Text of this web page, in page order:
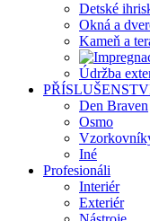
Detské
Okná a
Kameň a
Údržba
Den Braven
Osmo
Iné
Profesionáli
Interiér
Exteriér